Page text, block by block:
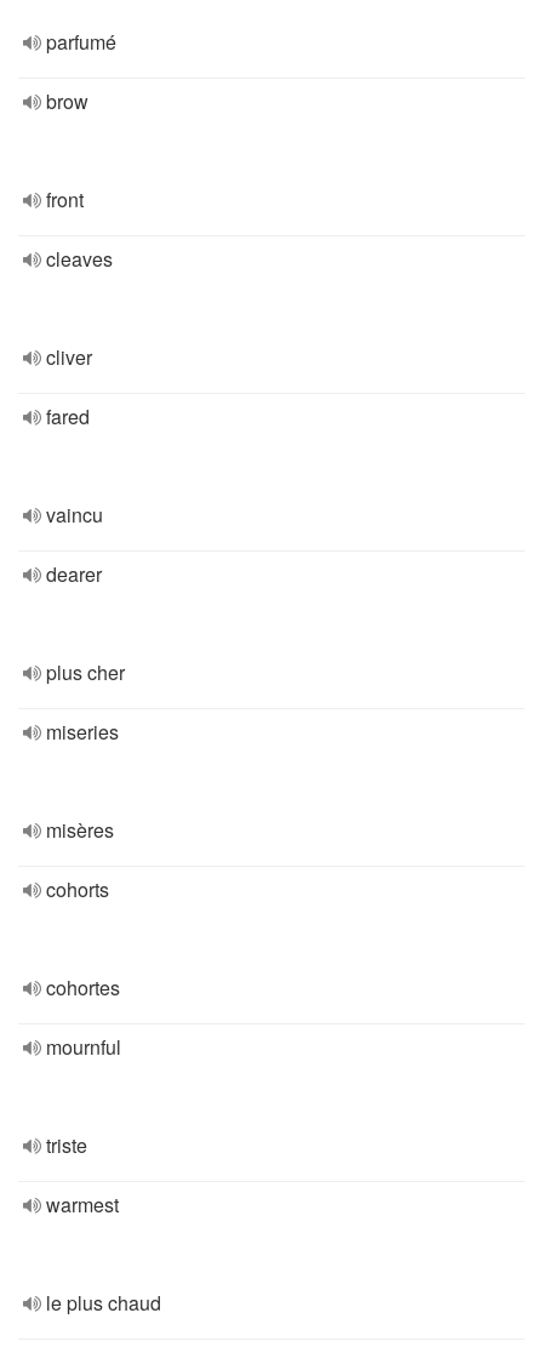
parfumé
brow
front
cleaves
cliver
fared
vaincu
dearer
plus cher
miseries
misères
cohorts
cohortes
mournful
triste
warmest
le plus chaud